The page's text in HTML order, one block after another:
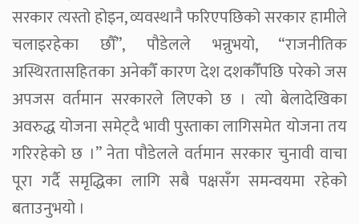
सरकार त्यस्तो होइन, व्यवस्थानै फरिएपछिको सरकार हामीले
चलाइरहेका छौँ”, पौडेलले भन्नुभयो, “राजनीतिक
अस्थिरतासहितका अनेकौँ कारण देश दशकौँंपछि परेको जस
अपजस वर्तमान सरकारले लिएको छ । त्यो बेलादेखिका
अवरुद्ध योजना समेट्दै भावी पुस्ताका लागिसमेत योजना तय
गरिरहेको छ ।” नेता पौडेलले वर्तमान सरकार चुनावी वाचा
पूरा गर्दै समृद्धिका लागि सबै पक्षसँग समन्वयमा रहेको
बताउनुभयो ।